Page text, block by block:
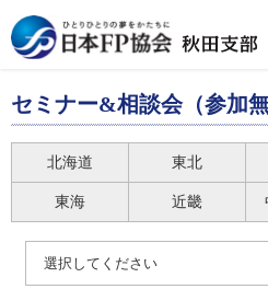
セミナー&相談会（参加無
北海道 東北
東海 近畿
選択してください